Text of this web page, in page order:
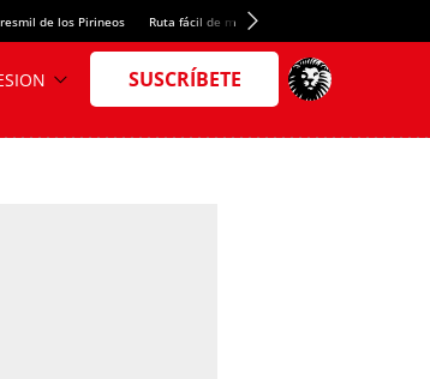
de los Pirineos Ruta fácil de montaña